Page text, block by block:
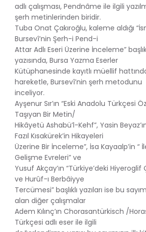
adlı çalışması, Pendnâme ile ilgili
şerh metinlerinden biridir.
Tuba Onat Çakıroğlu, kaleme aldığı
Bursevî’nin Şerh-i Pend-i
Attar Adlı Eseri Üzerine İnceleme”
yazısında, Bursa Yazma Eserler
Kütüphanesinde kayıtlı müellif
hareketle, Bursevî’nin şerh metodunu
inceliyor.
Ayşenur Sır’ın “Eski Anadolu Türkçesi
Taşıyan Bir Metin/
Hikâyetü Ashabü’l-Kehf”, Yasin
Fazıl Kısakürek’in Hikayeleri
Üzerine Bir İnceleme”, İsa Kayaalp’in “
Gelişme Evreleri” ve
Yusuf Akçay’ın “Türkiye’deki Hiyeroglif
ve Hurûf-ı Berbâiyye
Tercümesi” başlıklı yazıları ise bu
alan diğer çalışmalar
Adem Kılınç’ın Chorasantürkisch /
Türkçesi adlı eser ile ilgili